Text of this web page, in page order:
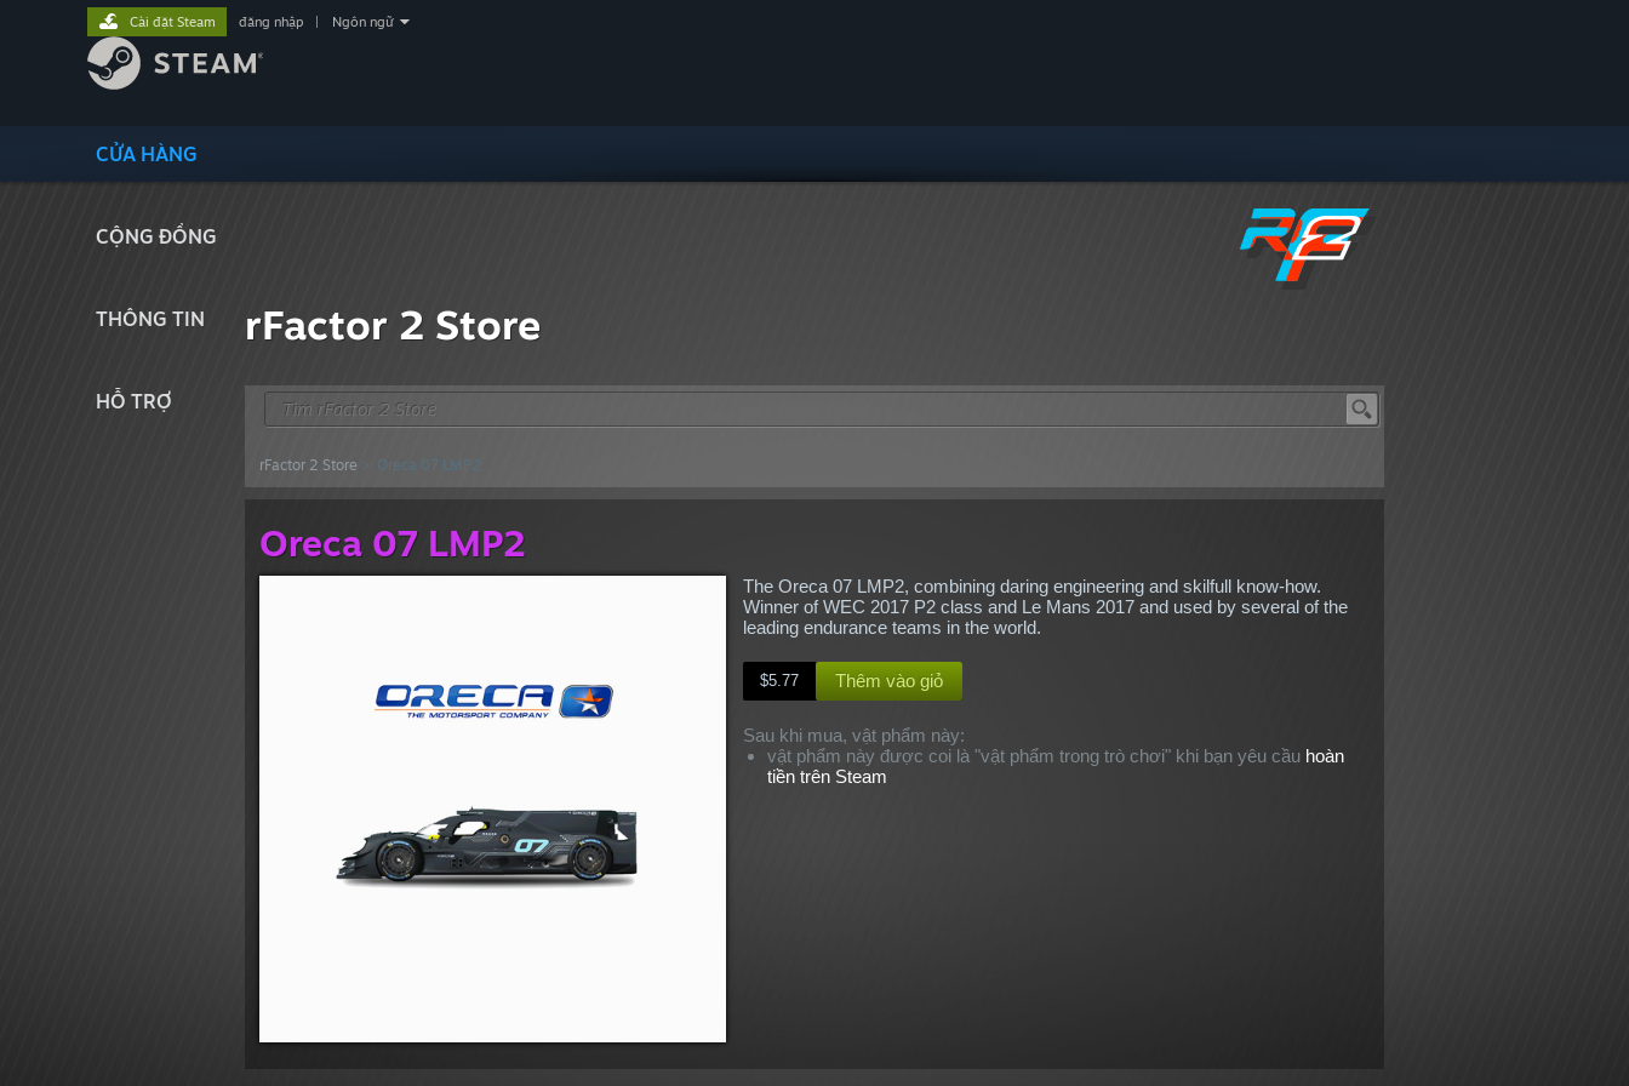
CỬA HÀNG
CỘNG ĐỒNG
THÔNG TIN
HỖ TRỢ
Cài đặt Steam đăng nhập Ngôn ngữ
rFactor 2 Store
rFactor 2 Store > Oreca 07 LMP2
Oreca 07 LMP2
The Oreca 07 LMP2, combining daring engineering and skilfull know-how.
Winner of WEC 2017 P2 class and Le Mans 2017 and used by several of the
leading endurance teams in the world.
$5.77 Thêm vào giỏ
Sau khi mua, vật phẩm này:
vật phẩm này được coi là "vật phẩm trong trò chơi" khi bạn yêu cầu hoàn
tiền trên Steam